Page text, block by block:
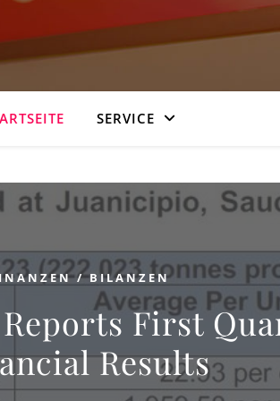
SERVICE
/ BILANZEN
First
Results